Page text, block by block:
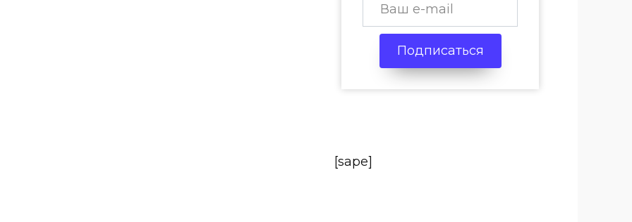
Подписаться
[sape]